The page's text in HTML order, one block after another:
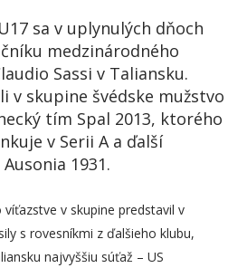
sa v uplynulých dňoch
medzinárodného
Sassi v Taliansku.
v skupine švédske mužstvo
tím Spal 2013, ktorého
v Serii A a ďalší
1931.
v skupine predstavil v
s rovesníkmi z ďalšieho klubu,
najvyššiu súťaž – US